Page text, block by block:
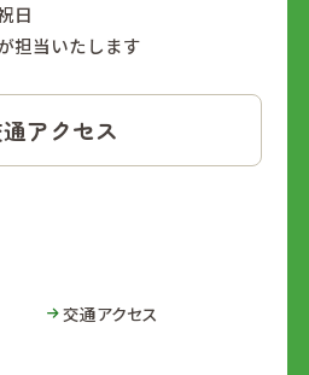
日
担当いたします
アクセス
交通アクセス